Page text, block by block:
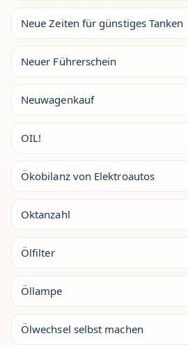
Neue Zeiten für günstiges Tanken
Neuer Führerschein
Neuwagenkauf
OIL!
Ökobilanz von Elektroautos
Oktanzahl
Ölfilter
Öllampe
Ölwechsel selbst machen